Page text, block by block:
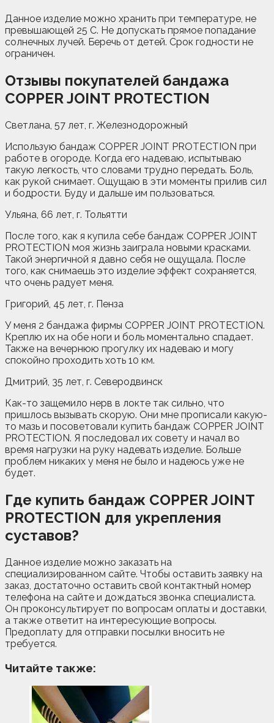
Данное изделие можно хранить при температуре, не
превышающей 25 С. Не допускать прямое попадание
солнечных лучей. Беречь от детей. Срок годности не
ограничен.
Отзывы покупателей бандажа
COPPER JOINT PROTECTION
Светлана, 57 лет, г. Железнодорожный
Использую бандаж COPPER JOINT PROTECTION при
работе в огороде. Когда его надеваю, испытываю
такую легкость, что словами трудно передать. Боль,
как рукой снимает. Ощущаю в эти моменты прилив сил
и бодрости. Буду и дальше им пользоваться.
Ульяна, 66 лет, г. Тольятти
После того, как я купила себе бандаж COPPER JOINT
PROTECTION моя жизнь заиграла новыми красками.
Такой энергичной я давно себя не ощущала. После
того, как снимаешь это изделие эффект сохраняется,
что очень радует меня.
Григорий, 45 лет, г. Пенза
У меня 2 бандажа фирмы COPPER JOINT PROTECTION.
Креплю их на обе ноги и боль моментально спадает.
Также на вечернюю прогулку их надеваю и могу
спокойно проходить хоть 10 км.
Дмитрий, 35 лет, г. Северодвинск
Как-то защемило нерв в локте так сильно, что
пришлось вызывать скорую. Они мне прописали какую-
то мазь и посоветовали купить бандаж COPPER JOINT
PROTECTION. Я последовал их совету и начал во
время нагрузки на руку надевать изделие. Больше
проблем никаких у меня не было и надеюсь уже не
будет.
Где купить бандаж COPPER JOINT
PROTECTION для укрепления
суставов?
Данное изделие можно заказать на
специализированном сайте. Чтобы оставить заявку на
заказ, достаточно оставить свой контактный номер
телефона на сайте и дождаться звонка специалиста.
Он проконсультирует по вопросам оплаты и доставки,
а также ответит на интересующие вопросы.
Предоплату для отправки посылки вносить не
требуется.
Читайте также: